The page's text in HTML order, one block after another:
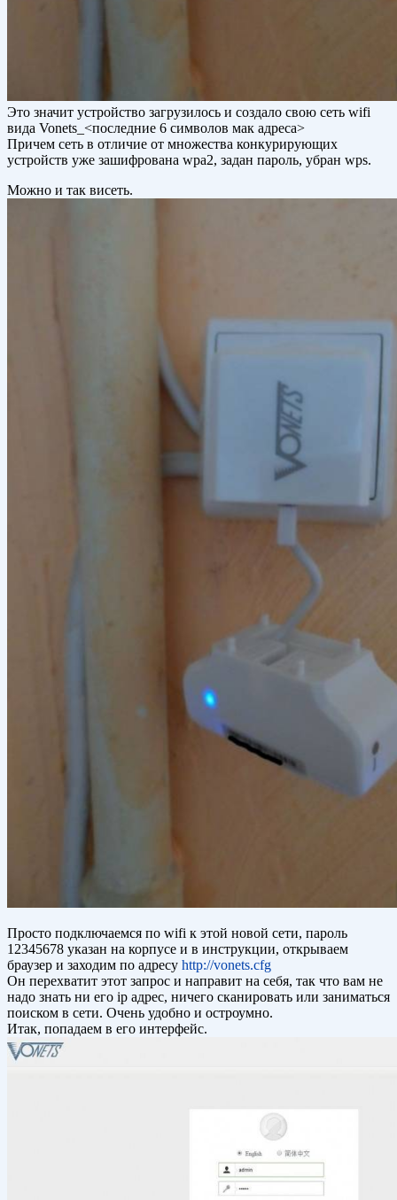
Это значит устройство загрузилось и создало свою сеть wifi
вида Vonets_<последние 6 символов мак адреса>
Причем сеть в отличие от множества конкурирующих
устройств уже зашифрована wpa2, задан пароль, убран wps.
Можно и так висеть.
Просто подключаемся по wifi к этой новой сети, пароль
12345678 указан на корпусе и в инструкции, открываем
браузер и заходим по адресу http://vonets.cfg
Он перехватит этот запрос и направит на себя, так что вам не
надо знать ни его ip адрес, ничего сканировать или заниматься
поиском в сети. Очень удобно и остроумно.
Итак, попадаем в его интерфейс.